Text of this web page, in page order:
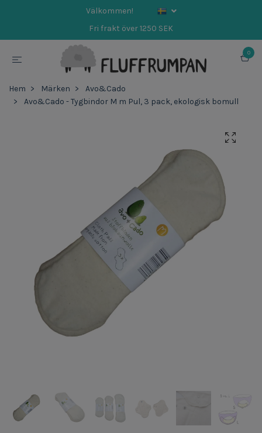
Välkommen!
Fri frakt över 1250 SEK
0
Hem Märken
Avo&Cado
Avo&Cado - Tygbindor M m Pul, 3 pack, ekologisk bomull